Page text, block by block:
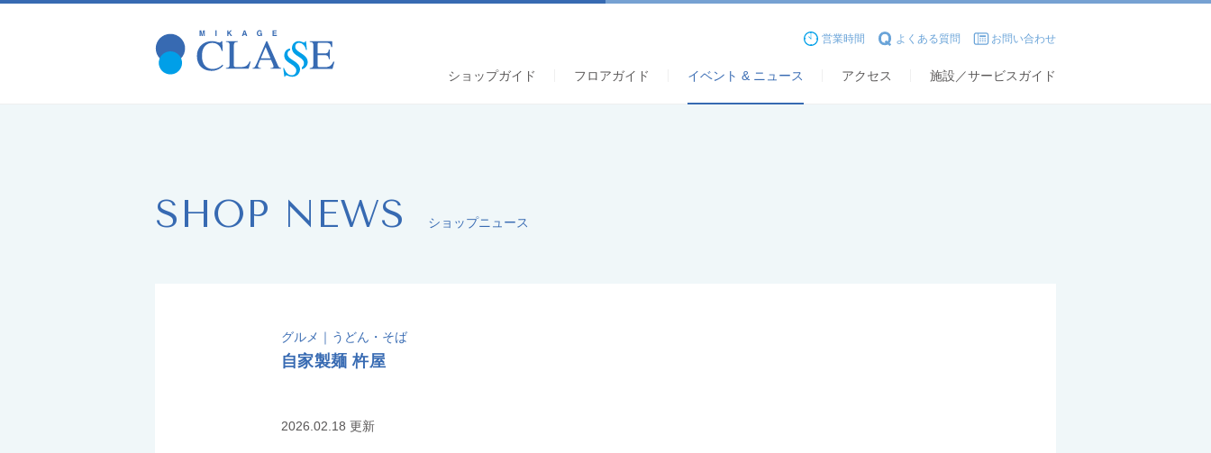
営業時間 よくある質問 お問い合わせ
ショップガイド フロアガイド イベント & ニュース アクセス 施設／サービスガイド
SHOP NEWS ショップニュース
グルメ｜うどん・そば
自家製麺 杵屋
2026.02.18 更新